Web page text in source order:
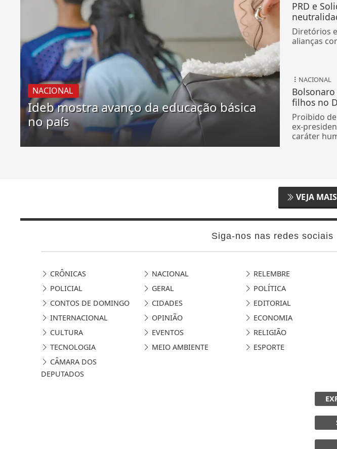
NACIONAL
Ideb mostra avanço da educação básica
no país
PRD e
Diretórios
alianças
NACIONAL
filhos no
Proibido
ex-
caráter
VEJA
Siga-nos nas redes sociais
CRÔNICAS NACIONAL
RELEMBRE
POLICIAL
GERAL
POLÍTICA
CONTOS DE DOMINGO
CIDADES
EDITORIAL
INTERNACIONAL
OPINIÃO
ECONOMIA
CULTURA
EVENTOS
RELIGIÃO
TECNOLOGIA
MEIO AMBIENTE
ESPORTE
CÂMARA DOS
DEPUTADOS